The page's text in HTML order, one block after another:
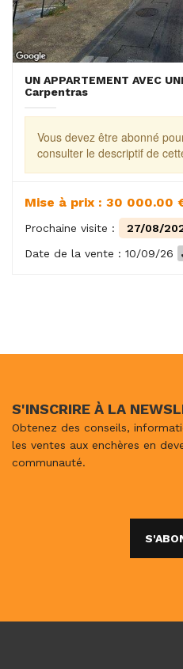
UN APPARTEMENT AVEC
Carpentras
Vous devez être abonné
consulter le descriptif de
Mise à prix : 30 000.00
Prochaine visite :
27/08/
Date de la vente : 10/09/26
S'INSCRIRE À LA
Obtenez des conseils,
les ventes aux enchères en
communauté.